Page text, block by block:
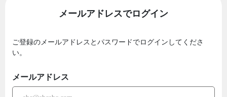
メールアドレスでログイン
ご登録のメールアドレスとパスワードでログインしてくださ
い。
メールアドレス